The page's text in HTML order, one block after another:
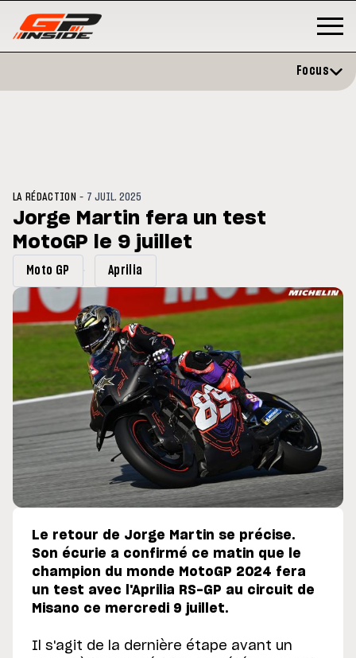
du GP de Grande-
MOTO GP
Focus
LA RÉDACTION - 7 JUIL. 2025
Jorge Martin fera un test
MotoGP le 9 juillet
Moto GP Aprilia
Le retour de Jorge Martin se précise.
Son écurie a confirmé ce matin que le
champion du monde MotoGP 2024 fera
un test avec l'Aprilia RS-GP au circuit de
Misano ce mercredi 9 juillet.
Il s'agit de la dernière étape avant un